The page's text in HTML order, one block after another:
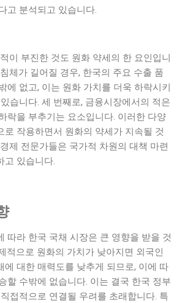
고 분석되고 있습니다.
이 부진한 것도 원화 약세의 한 요인입니
체가 길어질 경우, 한국의 주요 수출 품
에 없고, 이는 원화 가치를 더욱 하락시키
습니다. 세 번째로, 금융시장에서의 적은
락을 부추기는 요소입니다. 이러한 다양
로 작용하면서 원화의 약세가 지속될 것
제 전문가들은 국가적 차원의 대책 마련
고 있습니다.
따라 한국 국채 시장은 큰 영향을 받을 것
적으로 원화의 가치가 낮아지면 외국인
에 대한 매력도를 낮추게 되므로, 이에 따
할 수밖에 없습니다. 이는 결국 한국 정부
접적으로 연결될 우려를 초래합니다. 특